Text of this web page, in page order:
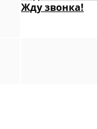
Жду звонка!